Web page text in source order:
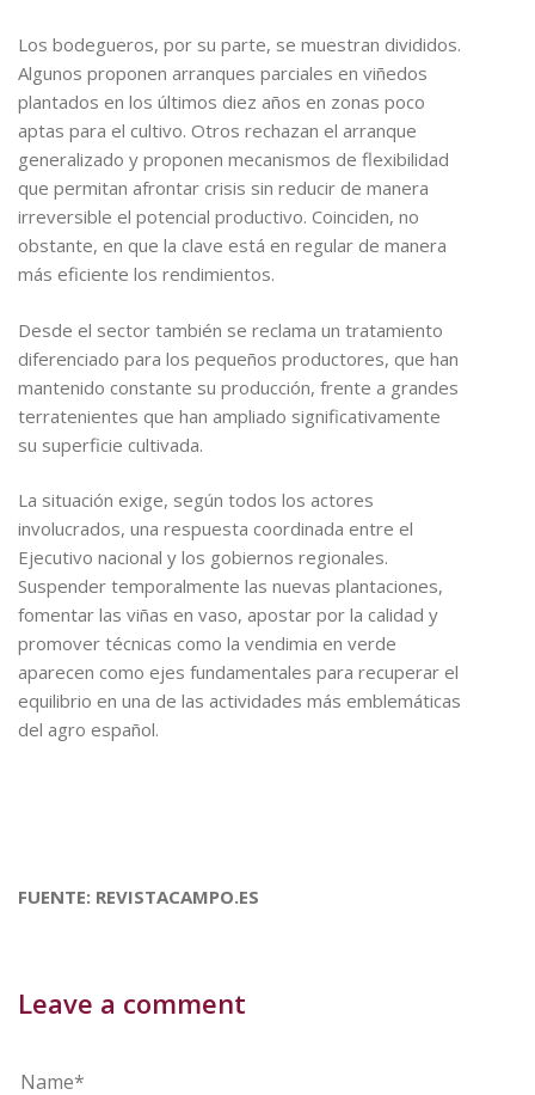
Los bodegueros, por su parte, se muestran divididos.
Algunos proponen arranques parciales en viñedos
plantados en los últimos diez años en zonas poco
aptas para el cultivo. Otros rechazan el arranque
generalizado y proponen mecanismos de flexibilidad
que permitan afrontar crisis sin reducir de manera
irreversible el potencial productivo. Coinciden, no
obstante, en que la clave está en regular de manera
más eficiente los rendimientos.
Desde el sector también se reclama un tratamiento
diferenciado para los pequeños productores, que han
mantenido constante su producción, frente a grandes
terratenientes que han ampliado significativamente
su superficie cultivada.
La situación exige, según todos los actores
involucrados, una respuesta coordinada entre el
Ejecutivo nacional y los gobiernos regionales.
Suspender temporalmente las nuevas plantaciones,
fomentar las viñas en vaso, apostar por la calidad y
promover técnicas como la vendimia en verde
aparecen como ejes fundamentales para recuperar el
equilibrio en una de las actividades más emblemáticas
del agro español.
FUENTE: REVISTACAMPO.ES
Leave a comment